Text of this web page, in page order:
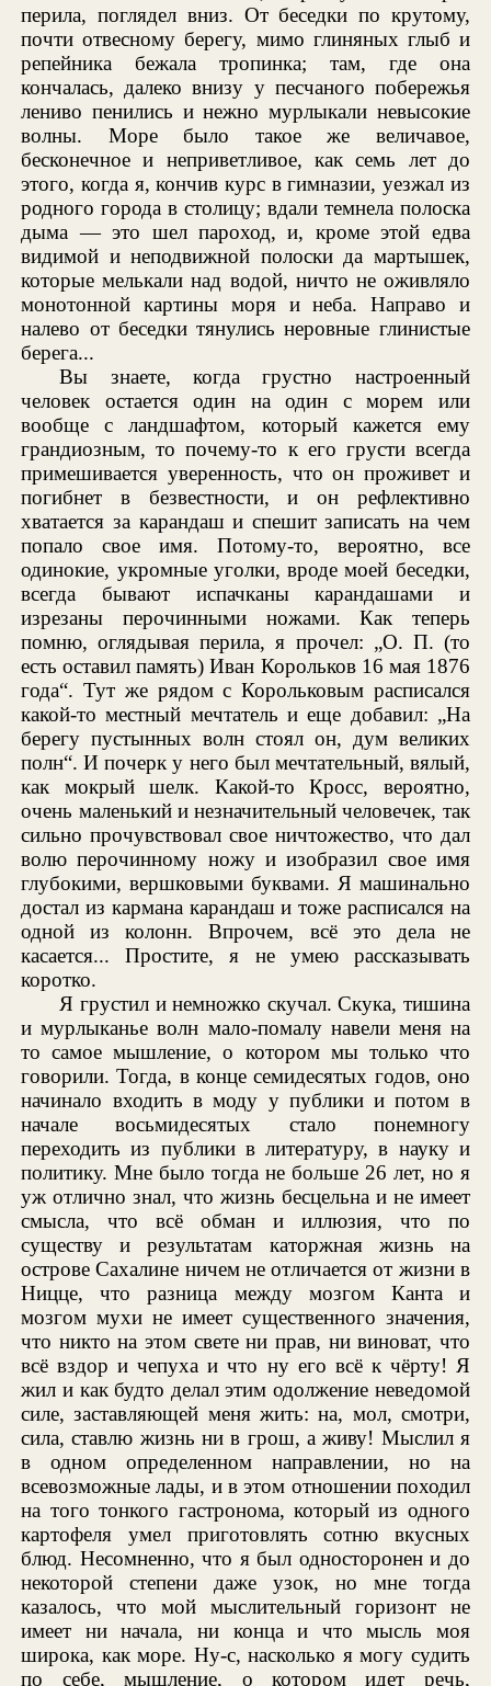
перила, поглядел вниз. От беседки по крутому,
почти отвесному берегу, мимо глиняных глыб и
репейника бежала тропинка; там, где она
кончалась, далеко внизу у песчаного побережья
лениво пенились и нежно мурлыкали невысокие
волны. Море было такое же величавое,
бесконечное и неприветливое, как семь лет до
этого, когда я, кончив курс в гимназии, уезжал из
родного города в столицу; вдали темнела полоска
дыма — это шел пароход, и, кроме этой едва
видимой и неподвижной полоски да мартышек,
которые мелькали над водой, ничто не оживляло
монотонной картины моря и неба. Направо и
налево от беседки тянулись неровные глинистые
берега...
Вы знаете, когда грустно настроенный
человек остается один на один с морем или
вообще с ландшафтом, который кажется ему
грандиозным, то почему-то к его грусти всегда
примешивается уверенность, что он проживет и
погибнет в безвестности, и он рефлективно
хватается за карандаш и спешит записать на чем
попало свое имя. Потому-то, вероятно, все
одинокие, укромные уголки, вроде моей беседки,
всегда бывают испачканы карандашами и
изрезаны перочинными ножами. Как теперь
помню, оглядывая перила, я прочел: „О. П. (то
есть оставил память) Иван Корольков 16 мая 1876
года“. Тут же рядом с Корольковым расписался
какой-то местный мечтатель и еще добавил: „На
берегу пустынных волн стоял он, дум великих
полн“. И почерк у него был мечтательный, вялый,
как мокрый шелк. Какой-то Кросс, вероятно,
очень маленький и незначительный человечек, так
сильно прочувствовал свое ничтожество, что дал
волю перочинному ножу и изобразил свое имя
глубокими, вершковыми буквами. Я машинально
достал из кармана карандаш и тоже расписался на
одной из колонн. Впрочем, всё это дела не
касается... Простите, я не умею рассказывать
коротко.
Я грустил и немножко скучал. Скука, тишина
и мурлыканье волн мало-помалу навели меня на
то самое мышление, о котором мы только что
говорили. Тогда, в конце семидесятых годов, оно
начинало входить в моду у публики и потом в
начале восьмидесятых стало понемногу
переходить из публики в литературу, в науку и
политику. Мне было тогда не больше 26 лет, но я
уж отлично знал, что жизнь бесцельна и не имеет
смысла, что всё обман и иллюзия, что по
существу и результатам каторжная жизнь на
острове Сахалине ничем не отличается от жизни в
Ницце, что разница между мозгом Канта и
мозгом мухи не имеет существенного значения,
что никто на этом свете ни прав, ни виноват, что
всё вздор и чепуха и что ну его всё к чёрту! Я
жил и как будто делал этим одолжение неведомой
силе, заставляющей меня жить: на, мол, смотри,
сила, ставлю жизнь ни в грош, а живу! Мыслил я
в одном определенном направлении, но на
всевозможные лады, и в этом отношении походил
на того тонкого гастронома, который из одного
картофеля умел приготовлять сотню вкусных
блюд. Несомненно, что я был односторонен и до
некоторой степени даже узок, но мне тогда
казалось, что мой мыслительный горизонт не
имеет ни начала, ни конца и что мысль моя
широка, как море. Ну-с, насколько я могу судить
по себе, мышление, о котором идет речь,